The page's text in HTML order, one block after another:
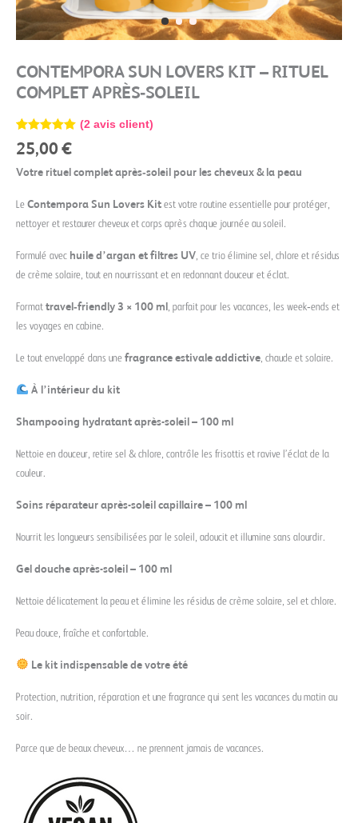
CONTEMPORA SUN LOVERS KIT – RITUEL
COMPLET APRÈS‑SOLEIL
Noté 5.00
sur 5
2
notations
(2avis client)
25,00€
Votre rituel complet après‑soleil pour les cheveux & la peau
Le Contempora Sun Lovers Kit est votre routine essentielle pour protéger,
nettoyer et restaurer cheveux et corps après chaque journée au soleil.
Formulé avec huile d’argan et filtres UV, ce trio élimine sel, chlore et résidus
de crème solaire, tout en nourrissant et en redonnant douceur et éclat.
Format travel‑friendly 3 × 100 ml , parfait pour les vacances, les week‑ends et
les voyages en cabine.
Le tout enveloppé dans une fragrance estivale addictive, chaude et solaire.
À l’intérieur du kit
Shampooing hydratant après-soleil – 100 ml
Nettoie en douceur, retire sel & chlore, contrôle les frisottis et ravive l’éclat de la
couleur.
Soins réparateur après-soleil capillaire – 100 ml
Nourrit les longueurs sensibilisées par le soleil, adoucit et illumine sans alourdir.
Gel douche après-soleil – 100 ml
Nettoie délicatement la peau et élimine les résidus de crème solaire, sel et chlore.
Peau douce, fraîche et confortable.
Le kit indispensable de votre été
Protection, nutrition, réparation et une fragrance qui sent les vacances du matin au
soir.
Parce que de beaux cheveux… ne prennent jamais de vacances.